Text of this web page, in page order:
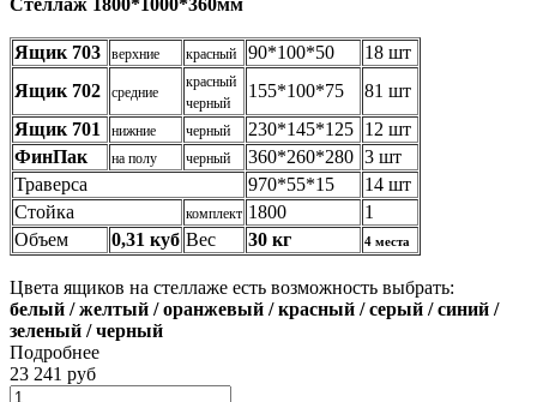
Ящик 703 верхние красный 90*100*50
18 шт
Ящик 702
средние
красный
черный
155*100*75
81 шт
Ящик 701
нижние черный 230*145*125 12 шт
ФинПак
на полу черный 360*260*280 3 шт
Траверса
970*55*15
14 шт
Стойка
комплект 1800
1
Объем
0,31 куб Вес 30 кг 4 места
Цвета ящиков на стеллаже есть возможность выбрать:
белый / желтый / оранжевый / красный / серый / синий /
зеленый / черный
Подробнее
23 241 руб